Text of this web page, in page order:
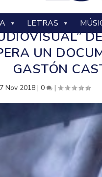
LETRAS
UN
GASTÓN
Nov 2018 |0 |